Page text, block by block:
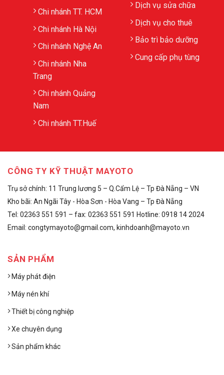
Chi nhánh TT. HCM
Chi nhánh Hà Nội
Chi nhánh Nghệ An
Chi nhánh Nha
Trang
Chi nhánh Quảng
Nam
Chi nhánh TT.Huế
Dịch vụ sửa chữa
Dịch vụ cho thuê
Bảo trì bảo dưỡng
Cung cấp phụ tùng
CÔNG TY KỸ THUẬT MAYOTO
Trụ sở chính: 11 Trung lương 5 – Q.Cẩm Lệ – Tp Đà Nẵng – VN
Kho bãi: An Ngãi Tây - Hòa Sơn - Hòa Vang – Tp Đà Nẵng
Tel: 02363 551 591 – fax: 02363 551 591 Hotline: 0918 14 2024
Email: congtymayoto@gmail.com, kinhdoanh@mayoto.vn
SẢN PHẨM
Máy phát điện
Máy nén khí
Thiết bị công nghiệp
Xe chuyên dụng
Sản phẩm khác